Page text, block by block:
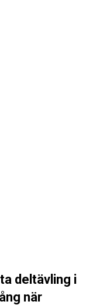
deltävling i
när